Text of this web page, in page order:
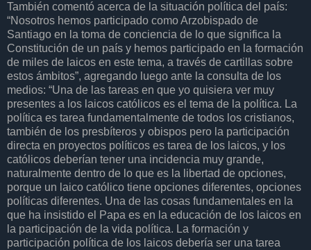
También comentó acerca de la situación política del país:
“Nosotros hemos participado como Arzobispado de
Santiago en la toma de conciencia de lo que significa la
Constitución de un país y hemos participado en la formación
de miles de laicos en este tema, a través de cartillas sobre
estos ámbitos”, agregando luego ante la consulta de los
medios: “Una de las tareas en que yo quisiera ver muy
presentes a los laicos católicos es el tema de la política. La
política es tarea fundamentalmente de todos los cristianos,
también de los presbíteros y obispos pero la participación
directa en proyectos políticos es tarea de los laicos, y los
católicos deberían tener una incidencia muy grande,
naturalmente dentro de lo que es la libertad de opciones,
porque un laico católico tiene opciones diferentes, opciones
políticas diferentes. Una de las cosas fundamentales en la
que ha insistido el Papa es en la educación de los laicos en
la participación de la vida política. La formación y
participación política de los laicos debería ser una tarea